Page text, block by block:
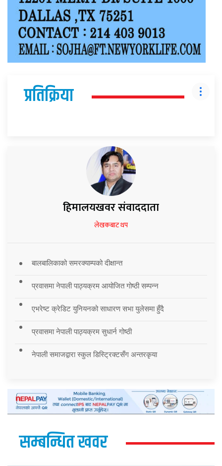
प्रतिक्रिया
हिमालयखवर संवाददाता
लेखकबाट थप
बालबालिकाको समरक्याम्पको दीक्षान्त
प्रवासमा नेपाली पाठ्यक्रम आयोजित गोष्ठी सम्पन्न
एभरेष्ट क्रेडिट युनियनको साधारण सभा युलेसमा हुँदै
प्रवासमा नेपाली पाठ्यक्रम सुधार्न गोष्ठी
नेपाली समाजद्वारा स्कुल डिस्ट्रिक्टसँग अन्तरकृया
सम्बन्धित खवर